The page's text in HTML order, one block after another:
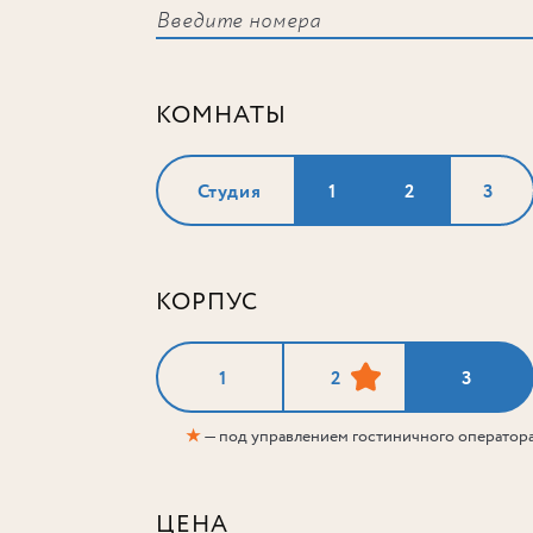
КОМНАТЫ
Студия 1 2 3
КОРПУС
1 2 3
★— под управлением гостиничного
ЦЕНА